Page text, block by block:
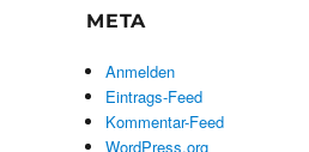
META
Anmelden
Eintrags-Feed
Kommentar-Feed
WordPress.org